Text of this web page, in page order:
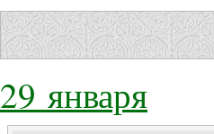
29 января